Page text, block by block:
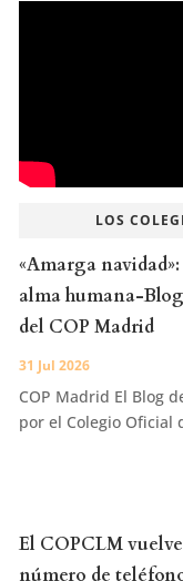
LOS
«Amarga
alma humana-
del COP Madrid
31 Jul 2026
COP Madrid El Blog
por el Colegio Oficial
El COPCLM
número de